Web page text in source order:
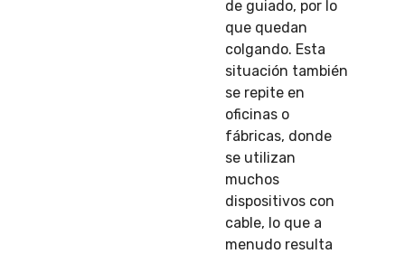
de guiado, por lo
que quedan
colgando. Esta
situación también
se repite en
oficinas o
fábricas, donde
se utilizan
muchos
dispositivos con
cable, lo que a
menudo resulta